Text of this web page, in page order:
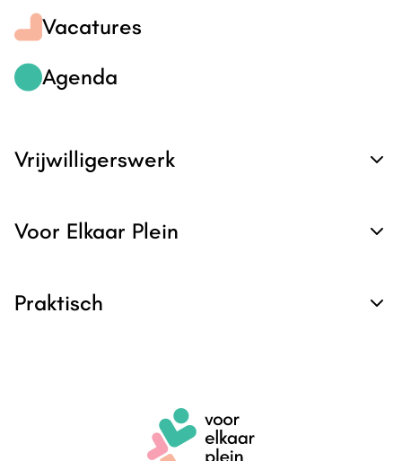
Vacatures
Agenda
Vrijwilligerswerk
Voor Elkaar Plein
Praktisch